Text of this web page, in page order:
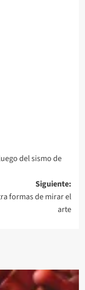
del sismo de
Siguiente:
formas de mirar el
arte